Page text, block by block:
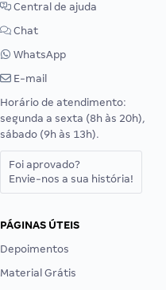
Central de ajuda
Chat
WhatsApp
E-mail
Horário de atendimento:
segunda a sexta (8h às 20h),
sábado (9h às 13h).
Foi aprovado?
Envie-nos a sua história!
PÁGINAS ÚTEIS
Depoimentos
Material Grátis